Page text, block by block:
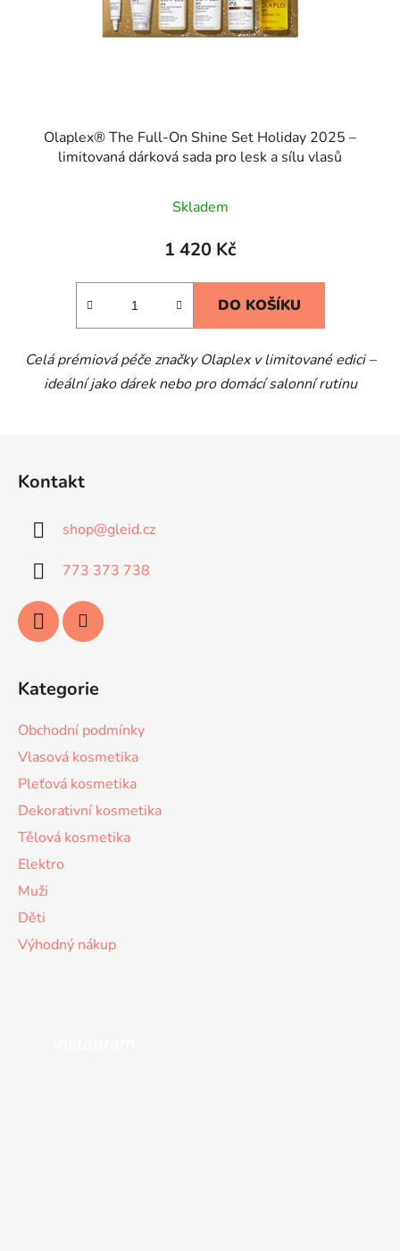
Olaplex® The Full-On Shine Set Holiday 2025 –
limitovaná dárková sada pro lesk a sílu vlasů
Skladem
1 420 Kč
DO KOŠÍKU
Celá prémiová péče značky Olaplex v limitované edici –
ideální jako dárek nebo pro domácí salonní rutinu
Kontakt
shop@gleid.cz
773 373 738
Kategorie
Obchodní podmínky
Vlasová kosmetika
Pleťová kosmetika
Dekorativní kosmetika
Tělová kosmetika
Elektro
Muži
Děti
Výhodný nákup